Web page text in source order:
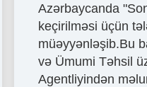
Azərbaycanda
keçirilməsi üçün
müəyyənləşib.Bu
və Ümumi Təhsil
Agentliyindən